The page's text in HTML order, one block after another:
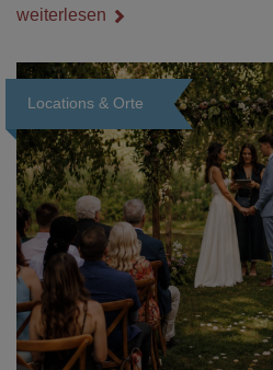
unübersichtlichen Stapel. Wer schon
Dokument gesucht hat, kennt das
weiterlesen
Locations & Orte